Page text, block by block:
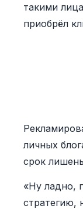
такими
приобрёл
личных
срок
«Ну ладно,
стратегию,